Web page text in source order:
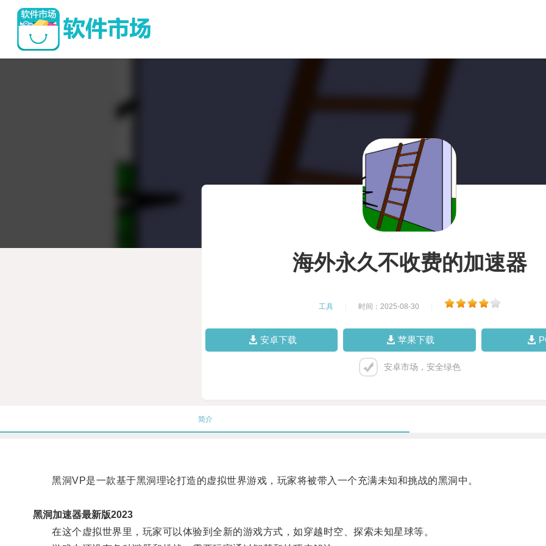
海外永久不收费的加速器
工具 时间：2025-08-30
安卓下载 苹果下载
安卓市场，安全绿色
简介
黑洞VP是一款基于黑洞理论打造的虚拟世界游戏，玩家将被带入一个充满未知和挑战的黑洞中。
黑洞加速器最新版2023
在这个虚拟世界里，玩家可以体验到全新的游戏方式，如穿越时空、探索未知星球等。